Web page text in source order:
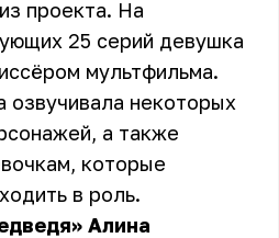
проекта. На
25 серий девушка
мультфильма.
озвучивала некоторых
а также
которые
в роль.
Алина